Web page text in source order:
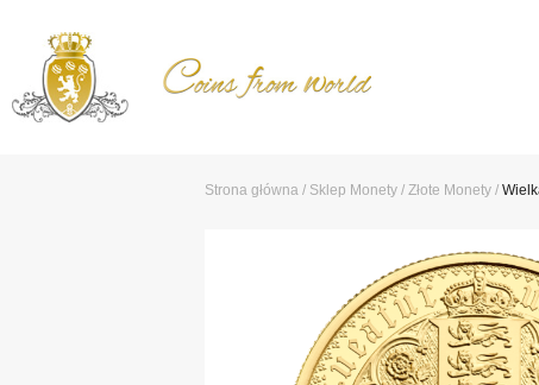
Strona główna / Sklep Monety / Złote Monety /